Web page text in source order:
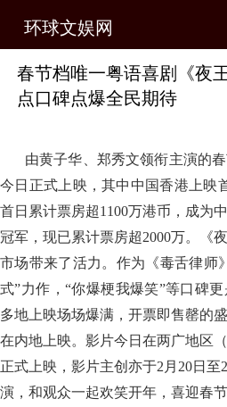
环球文娱网
春节档唯一粤语喜剧《夜
点口碑点爆全民期待
由黄子华、郑秀文领衔主演的
今日正式上映，其中中国香港上映
首日累计票房超1100万港币，成为
冠军，现已累计票房超2000万。《
市场带来了活力。作为《毒舌律师
式”力作，“你爆梗我爆笑”等口碑
多地上映场场爆满，开票即售罄的
在内地上映。影片今日在两广地区
正式上映，影片主创亦于2月20日至
演，和观众一起欢笑开年，喜迎春节